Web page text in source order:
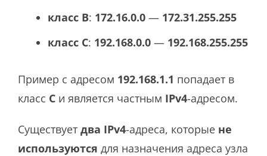
класс B: 172.16.0.0 — 172.31.255.255
класс C: 192.168.0.0 — 192.168.255.255
Пример с адресом 192.168.1.1 попадает в
класс C и является частным IPv4-адресом.
Существует два IPv4-адреса, которые не
используются для назначения адреса узла